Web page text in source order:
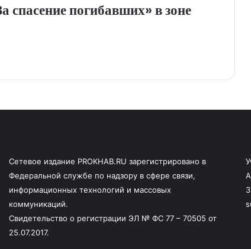
спасение погибавших» в зоне
Сетевое издание PROKHAB.RU зарегистрировано в
Федеральной службе по надзору в сфере связи,
информационных технологий и массовых
коммуникаций.
Свидетельство о регистрации ЭЛ № ФС 77 – 70505 от
25.07.2017.